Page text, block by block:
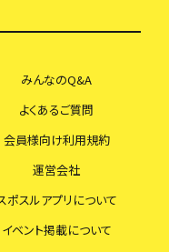
みんなのQ&A
よくあるご質問
会員様向け利用規約
運営会社
ポスルアプリについて
イベント掲載について